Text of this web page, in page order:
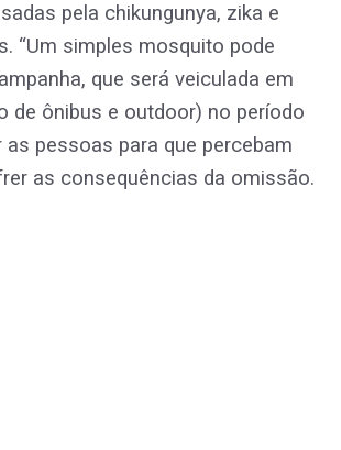
pela chikungunya, zika e
“Um simples mosquito pode
que será veiculada em
de ônibus e outdoor) no período
pessoas para que percebam
as consequências da omissão.